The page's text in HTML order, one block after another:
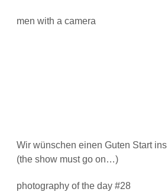
men with a camera
Wir wünschen einen Guten Start
(the show must go on…)
photography of the day #28